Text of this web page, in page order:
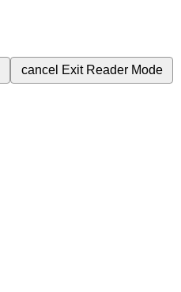
cancel Exit Reader Mode